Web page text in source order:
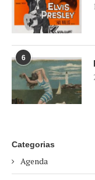
6
Categorias
Agenda